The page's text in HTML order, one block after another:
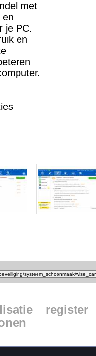
met
en
je PC.
en
register